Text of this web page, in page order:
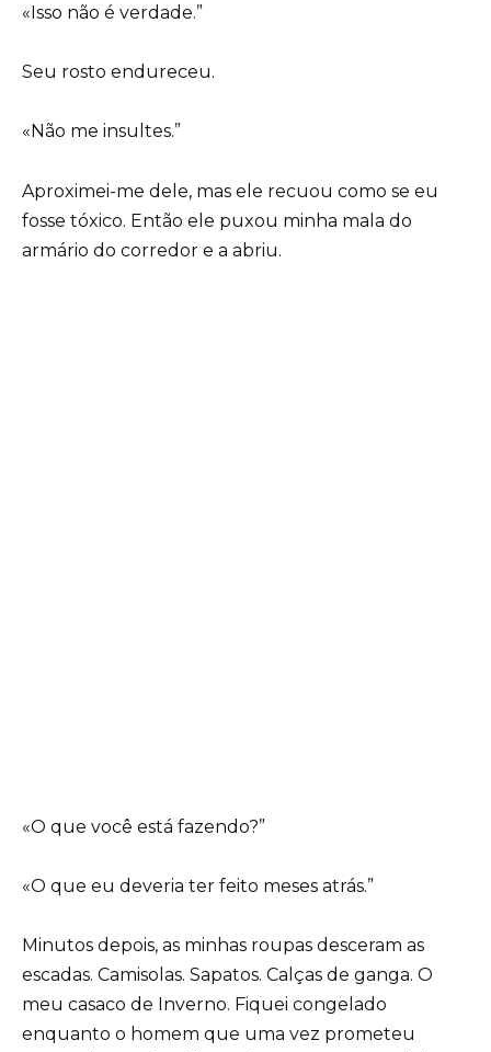
«Isso não é verdade.”
Seu rosto endureceu.
«Não me insultes.”
Aproximei-me dele, mas ele recuou como se eu
fosse tóxico. Então ele puxou minha mala do
armário do corredor e a abriu.
«O que você está fazendo?”
«O que eu deveria ter feito meses atrás.”
Minutos depois, as minhas roupas desceram as
escadas. Camisolas. Sapatos. Calças de ganga. O
meu casaco de Inverno. Fiquei congelado
enquanto o homem que uma vez prometeu